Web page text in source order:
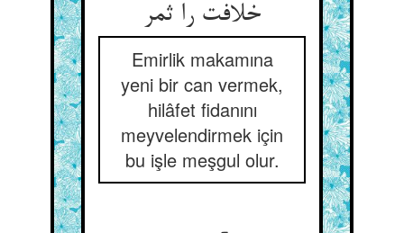
خلافت را ثمر
Emirlik makamına
yeni bir can vermek,
hilâfet fidanını
meyvelendirmek için
bu işle meşgul olur.